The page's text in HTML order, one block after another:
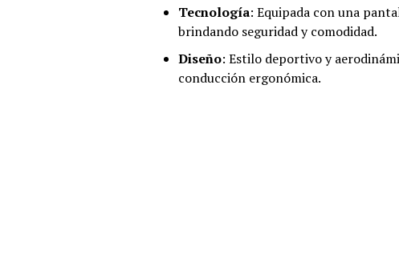
Tecnología: Equipada con una
brindando seguridad y comodidad.
Diseño: Estilo deportivo y
conducción ergonómica.